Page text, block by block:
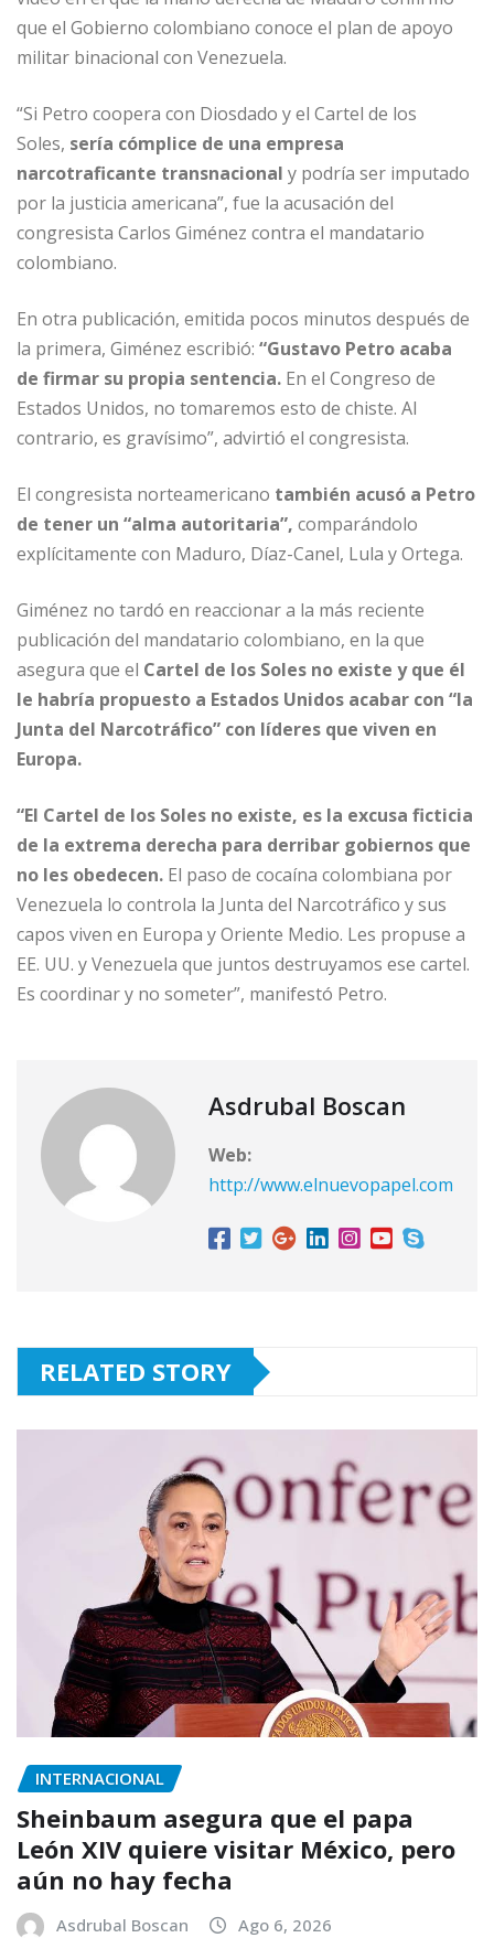
que el Gobierno colombiano conoce el plan de apoyo
militar binacional con Venezuela.
“Si Petro coopera con Diosdado y el Cartel de los
Soles, sería cómplice de una empresa
narcotraficante transnacional y podría ser imputado
por la justicia americana”, fue la acusación del
congresista Carlos Giménez contra el mandatario
colombiano.
En otra publicación, emitida pocos minutos después de
la primera, Giménez escribió: “Gustavo Petro acaba
de firmar su propia sentencia. En el Congreso de
Estados Unidos, no tomaremos esto de chiste. Al
contrario, es gravísimo”, advirtió el congresista.
El congresista norteamericano también acusó a Petro
de tener un “alma autoritaria”, comparándolo
explícitamente con Maduro, Díaz-Canel, Lula y Ortega.
Giménez no tardó en reaccionar a la más reciente
publicación del mandatario colombiano, en la que
asegura que el Cartel de los Soles no existe y que él
le habría propuesto a Estados Unidos acabar con “la
Junta del Narcotráfico” con líderes que viven en
Europa.
“El Cartel de los Soles no existe, es la excusa ficticia
de la extrema derecha para derribar gobiernos que
no les obedecen. El paso de cocaína colombiana por
Venezuela lo controla la Junta del Narcotráfico y sus
capos viven en Europa y Oriente Medio. Les propuse a
EE. UU. y Venezuela que juntos destruyamos ese cartel.
Es coordinar y no someter”, manifestó Petro.
Asdrubal Boscan
Web:
http://www.elnuevopapel.com
RELATED STORY
INTERNACIONAL
Sheinbaum asegura que el papa
León XIV quiere visitar México, pero
aún no hay fecha
Asdrubal Boscan Ago 6, 2026